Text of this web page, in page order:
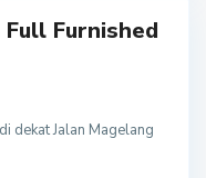
Full Furnished
dekat Jalan Magelang